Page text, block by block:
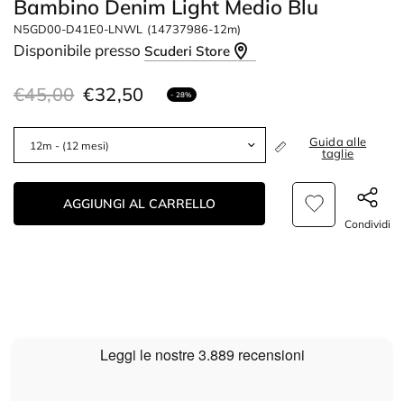
Bambino Denim Light Medio Blu
N5GD00-D41E0-LNWL (14737986-12m)
Disponibile pressoScuderi Store
€45,00 €32,50 - 28%
Guida alle
taglie
AGGIUNGI AL CARRELLO
Condividi